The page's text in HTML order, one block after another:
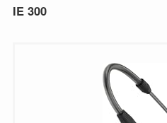
IE 300